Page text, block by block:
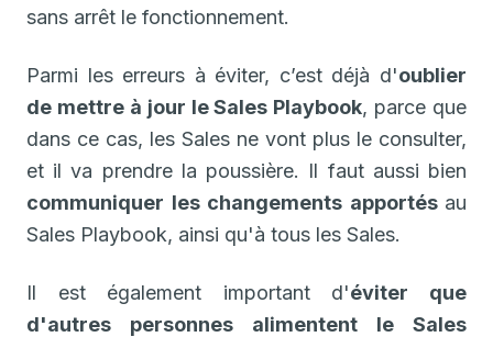
sans arrêt le fonctionnement.
Parmi les erreurs à éviter, c’est déjà d'oublier
de mettre à jour le Sales Playbook, parce que
dans ce cas, les Sales ne vont plus le consulter,
et il va prendre la poussière. Il faut aussi bien
communiquer les changements apportés au
Sales Playbook, ainsi qu'à tous les Sales.
Il est également important d'éviter que
d'autres personnes alimentent le Sales